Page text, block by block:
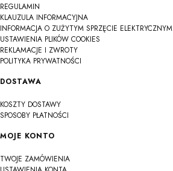
REGULAMIN
KLAUZULA INFORMACYJNA
INFORMACJA O ZUŻYTYM SPRZĘCIE ELEKTRYCZNYM
USTAWIENIA PLIKÓW COOKIES
REKLAMACJE I ZWROTY
POLITYKA PRYWATNOŚCI
DOSTAWA
KOSZTY DOSTAWY
SPOSOBY PŁATNOŚCI
MOJE KONTO
TWOJE ZAMÓWIENIA